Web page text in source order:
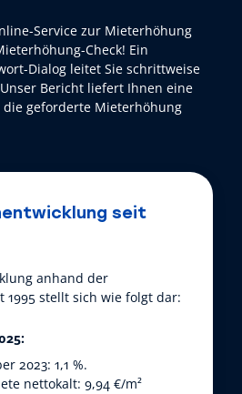
Service zur Mieterhöhung
Check! Ein
Dialog leitet Sie schrittweise
Bericht liefert Ihnen eine
geforderte Mieterhöhung
seit
anhand der
1995 stellt sich wie folgt dar:
2023: 1,1 %.
nettokalt: 9,94 €/m²